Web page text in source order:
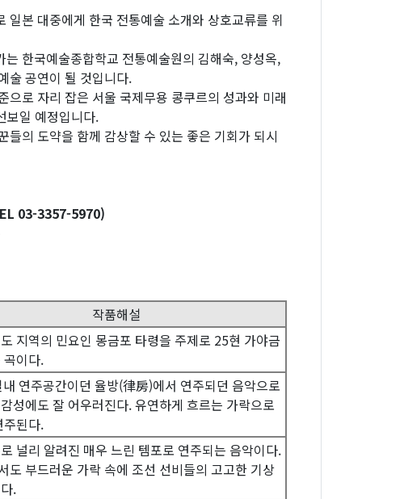
본 대중에게 한국 전통예술 소개와 상호교류를 위
한국예술종합학교 전통예술원의 김해숙, 양성옥,
술 공연이 될 것입니다.
로 자리 잡은 서울 국제무용 콩쿠르의 성과와 미래
보일 예정입니다.
의 도약을 함께 감상할 수 있는 좋은 기회가 되시
03-3357-5970)
작품해설
지역의 민요인 몽금포 타령을 주제로 25현 가야금
곡이다.
연주공간이던 율방(律房)에서 연주되던 음악으로
성에도 잘 어우러진다. 유연하게 흐르는 가락으로
주된다.
널리 알려진 매우 느린 템포로 연주되는 음악이다.
도 부드러운 가락 속에 조선 선비들의 고고한 기상
.